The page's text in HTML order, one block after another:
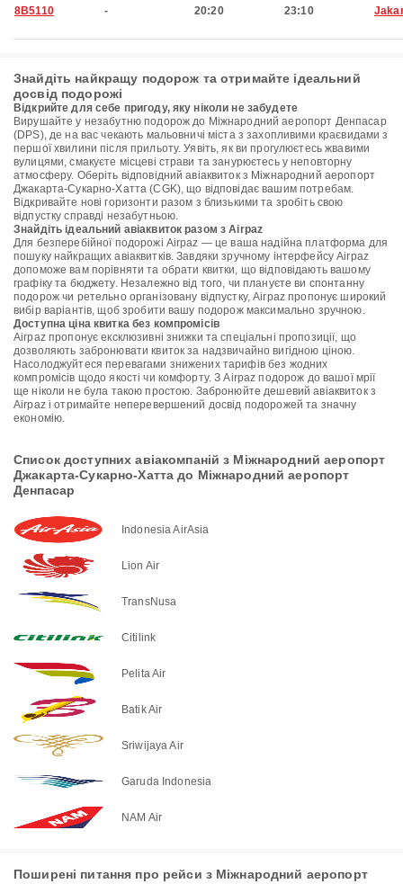
8B5110 - 20:20 23:10
Знайдіть найкращу подорож та отримайте ідеальний
досвід подорожі
Відкрийте для себе пригоду, яку ніколи не забудете
Вирушайте у незабутню подорож до Міжнародний аеропорт Денпасар
(DPS), де на вас чекають мальовничі міста з захопливими краєвидами з
першої хвилини після прильоту. Уявіть, як ви прогулюєтесь жвавими
вулицями, смакуєте місцеві страви та занурюєтесь у неповторну
атмосферу. Оберіть відповідний авіаквиток з Міжнародний аеропорт
Джакарта-Сукарно-Хатта (CGK), що відповідає вашим потребам.
Відкривайте нові горизонти разом з близькими та зробіть свою
відпустку справді незабутньою.
Знайдіть ідеальний авіаквиток разом з Airpaz
Для безперебійної подорожі Airpaz — це ваша надійна платформа для
пошуку найкращих авіаквитків. Завдяки зручному інтерфейсу Airpaz
допоможе вам порівняти та обрати квитки, що відповідають вашому
графіку та бюджету. Незалежно від того, чи плануєте ви спонтанну
подорож чи ретельно організовану відпустку, Airpaz пропонує широкий
вибір варіантів, щоб зробити вашу подорож максимально зручною.
Доступна ціна квитка без компромісів
Airpaz пропонує ексклюзивні знижки та спеціальні пропозиції, що
дозволяють забронювати квиток за надзвичайно вигідною ціною.
Насолоджуйтеся перевагами знижених тарифів без жодних
компромісів щодо якості чи комфорту. З Airpaz подорож до вашої мрії
ще ніколи не була такою простою. Забронюйте дешевий авіаквиток з
Airpaz і отримайте неперевершений досвід подорожей та значну
економію.
Список доступних авіакомпаній з Міжнародний аеропорт
Джакарта-Сукарно-Хатта до Міжнародний аеропорт
Денпасар
Indonesia AirAsia
Lion Air
TransNusa
Citilink
Pelita Air
Batik Air
Sriwijaya Air
Garuda Indonesia
NAM Air
Поширені питання про рейси з Міжнародний аеропорт